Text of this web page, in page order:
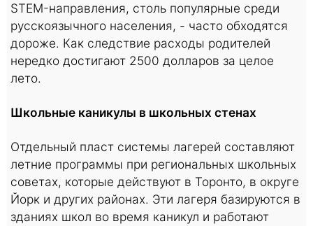
STEM-направления, столь популярные среди
русскоязычного населения, - часто обходятся
дороже. Как следствие расходы родителей
нередко достигают 2500 долларов за целое
лето.
Школьные каникулы в школьных стенах
Отдельный пласт системы лагерей составляют
летние программы при региональных школьных
советах, которые действуют в Торонто, в округе
Йорк и других районах. Эти лагеря базируются в
зданиях школ во время каникул и работают